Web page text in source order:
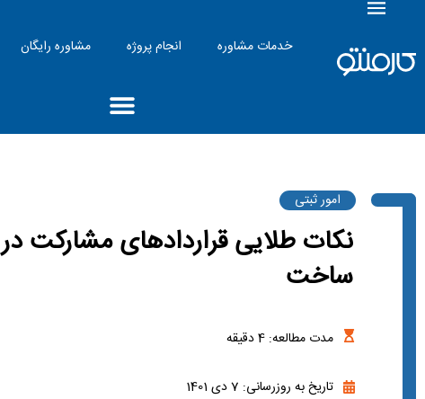
خدمات مشاوره انجام پروژه مشاوره رایگان
امور ثبتی
نکات طلایی قراردادهای مشارکت در
ساخت
مدت مطالعه: 4دقیقه
تاریخ به روزرسانی: 7 دی 1401